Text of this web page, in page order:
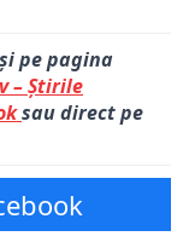
pe pagina
– Știrile
sau direct pe